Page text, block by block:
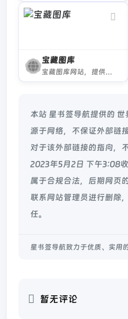
宝藏图库
宝藏图库网站，提供海量高清壁纸资源，动漫、游戏、美女、风景等壁纸类型应有尽有。
本站 星书签导航提供的
源于网络，不保证外部链
对于该外部链接的指向，
2023年5月2日 下午3:08
属于合规合法，后期网页
联系网站管理员进行删除
任。
星书签导航致力于优质、实用
暂无评论